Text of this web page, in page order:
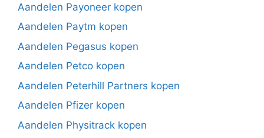
Aandelen Payoneer kopen
Aandelen Paytm kopen
Aandelen Pegasus kopen
Aandelen Petco kopen
Aandelen Peterhill Partners kopen
Aandelen Pfizer kopen
Aandelen Physitrack kopen